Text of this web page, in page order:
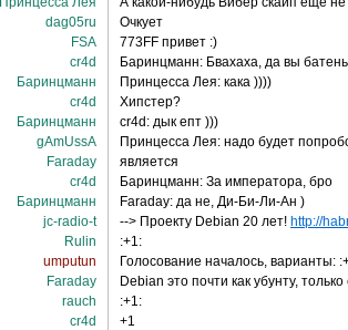
dag05ru
Очкует
FSA
773FF привет :)
cr4d
Баринцманн: Бвахаха, да вы
Баринцманн
Принцесса Лея: кака ))))
cr4d
Хипстер?
Баринцманн
cr4d: дык епт )))
gAmUssA
Принцесса Лея: надо будет
Faraday
является
cr4d
Баринцманн: За императора, бро
Баринцманн
Faraday: да не, Ди-Би-Ли-Ан )
jc-radio-t --> Проекту Debian 20 лет! http://
Rulin
:+1:
umputun
Голосование началось, варианты:
Faraday
Debian это почти как убунту,
rauch
:+1:
cr4d
+1